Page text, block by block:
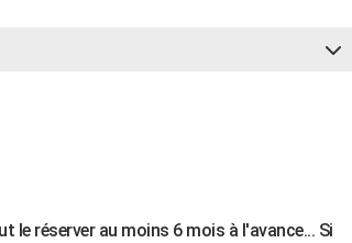
le réserver au moins 6 mois à l'avance... Si